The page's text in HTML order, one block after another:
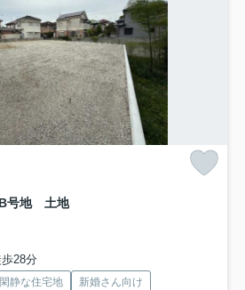
号地 土地
28分
閑静な住宅地
新婚さん向け